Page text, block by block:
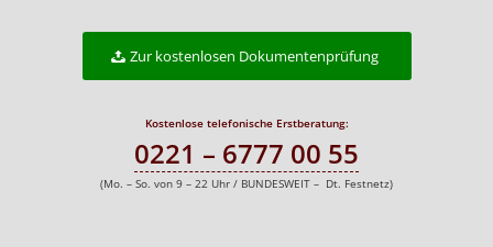
Zur kostenlosen Dokumentenprüfung
Kostenlose telefonische Erstberatung:
0221 – 6777 00 55
(Mo. – So. von 9 – 22 Uhr / BUNDESWEIT – Dt. Festnetz)